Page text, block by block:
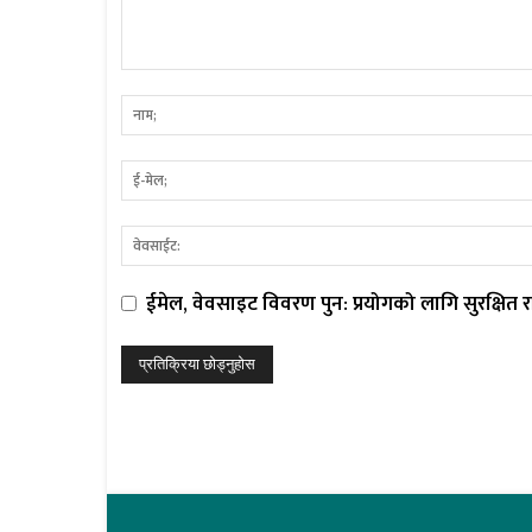
ईमेल, वेवसाइट विवरण पुन: प्रयोगको लागि सुरक्षित